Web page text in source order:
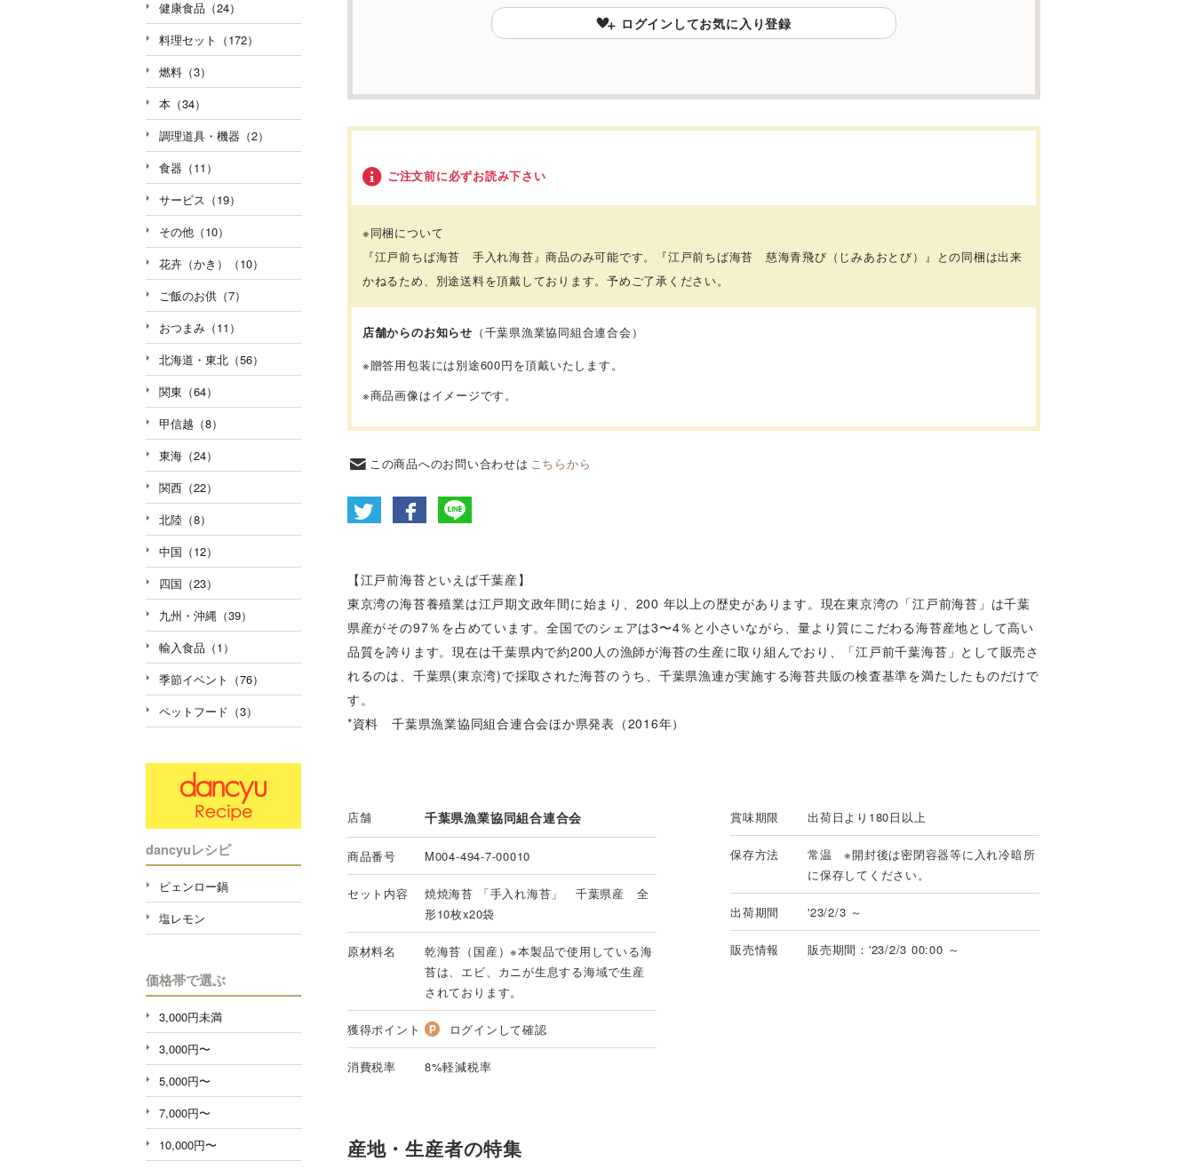
ログインしてお気に入り登録
ご注文前に必ずお読み下さい
※同梱について
『江戸前ちば海苔 手入れ海苔』商品のみ可能です。『江戸前ちば海苔 慈海青飛び（じみあおとび）』との同梱は出来
かねるため、別途送料を頂戴しております。予めご了承ください。
店舗からのお知らせ （千葉県漁業協同組合連合会）
※贈答用包装には別途600円を頂戴いたします。
※商品画像はイメージです。
この商品へのお問い合わせは こちらから
【江戸前海苔といえば千葉産】
東京湾の海苔養殖業は江戸期文政年間に始まり、200 年以上の歴史があります。現在東京湾の「江戸前海苔」は千葉
県産がその97％を占めています。全国でのシェアは3〜4％と小さいながら、量より質にこだわる海苔産地として高い
品質を誇ります。現在は千葉県内で約200人の漁師が海苔の生産に取り組んでおり、「江戸前千葉海苔」として販売さ
れるのは、千葉県(東京湾)で採取された海苔のうち、千葉県漁連が実施する海苔共販の検査基準を満たしたものだけで
す。
*資料 千葉県漁業協同組合連合会ほか県発表（2016年）
店舗 千葉県漁業協同組合連合会
商品番号 M004-494-7-00010
セット内容
焼焼海苔 「手入れ海苔」 千葉県産 全
形10枚x20袋
原材料名
乾海苔（国産）※本製品で使用している海
苔は、エビ、カニが生息する海域で生産
されております。
獲得ポイント ログインして確認
消費税率 8%軽減税率
賞味期限 出荷日より180日以上
保存方法
常温 ※開封後は密閉容器等に入れ冷暗所
に保存してください。
出荷期間 '23/2/3 ～
販売情報 販売期間：'23/2/3 00:00 ～
産地・生産者の特集
健康食品（24）
料理セット（172）
燃料（3）
本（34）
調理道具・機器（2）
食器（11）
サービス（19）
その他（10）
花卉（かき）（10）
ご飯のお供（7）
おつまみ（11）
北海道・東北（56）
関東（64）
甲信越（8）
東海（24）
関西（22）
北陸（8）
中国（12）
四国（23）
九州・沖縄（39）
輸入食品（1）
季節イベント（76）
ペットフード（3）
dancyuレシピ
ピェンロー鍋
塩レモン
価格帯で選ぶ
3,000円未満
3,000円〜
5,000円〜
7,000円〜
10,000円〜